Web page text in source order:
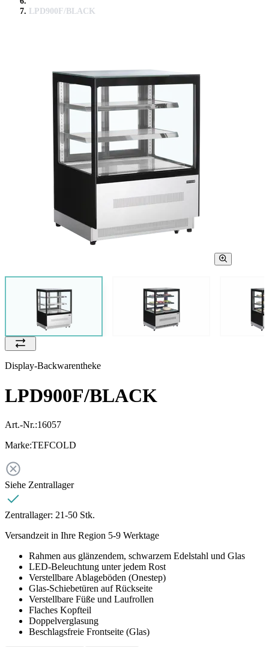
LPD900F/BLACK
Display-Backwarentheke
LPD900F/BLACK
Art.-Nr.:16057
Marke:TEFCOLD
Siehe Zentrallager
Zentrallager: 21-50 Stk.
Versandzeit in Ihre Region 5-9 Werktage
Rahmen aus glänzendem, schwarzem Edelstahl und Glas
LED-Beleuchtung unter jedem Rost
Verstellbare Ablageböden (Onestep)
Glas-Schiebetüren auf Rückseite
Verstellbare Füße und Laufrollen
Flaches Kopfteil
Doppelverglasung
Beschlagsfreie Frontseite (Glas)